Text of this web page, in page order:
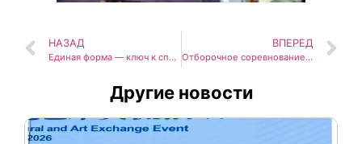
НАЗАД
Единая форма — ключ к сплоченности команды проекта
ВПЕРЕД
Отборочное соревнование по робототехнике
Другие новости